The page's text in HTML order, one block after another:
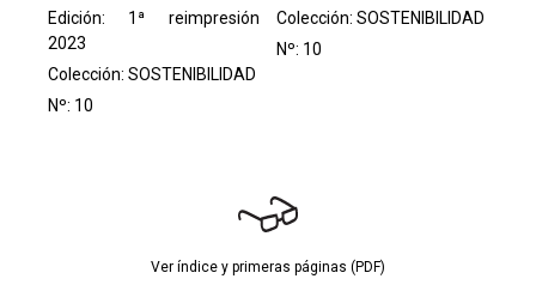
Edición: 1ª reimpresión
2023
Colección: SOSTENIBILIDAD
Nº: 10
Colección:SOSTENIBILIDAD
Nº: 10
Ver índice y primeras páginas (PDF)